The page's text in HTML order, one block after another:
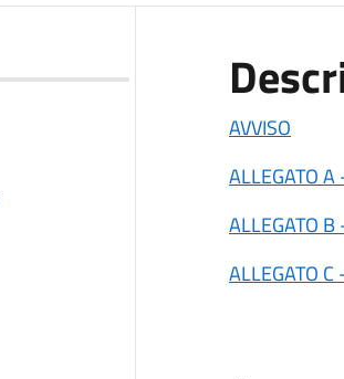
AVVISO
ALLEGATO
ALLEGATO
ALLEGATO C